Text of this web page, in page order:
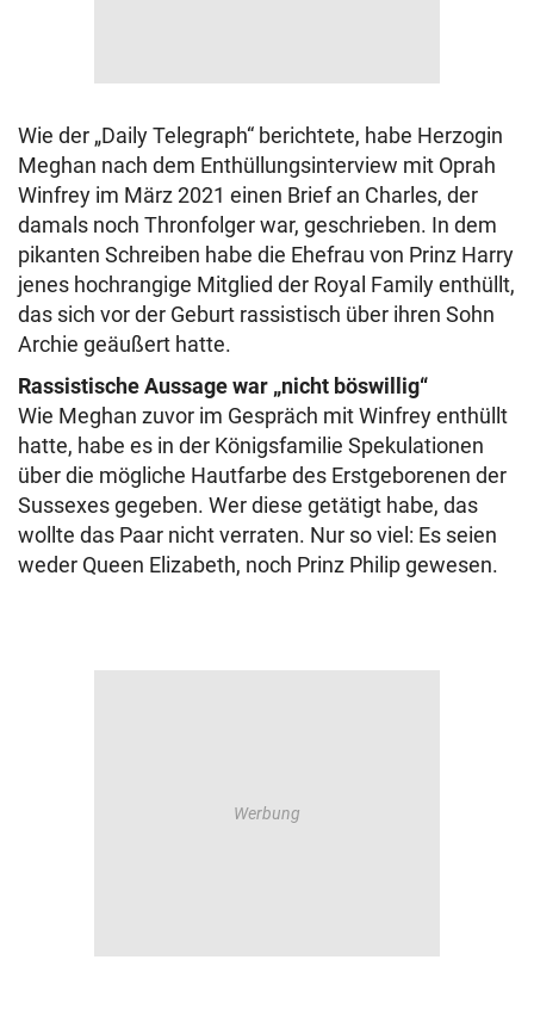
Wie der „Daily Telegraph“ berichtete, habe Herzogin
Meghan nach dem Enthüllungsinterview mit Oprah
Winfrey im März 2021 einen Brief an Charles, der
damals noch Thronfolger war, geschrieben. In dem
pikanten Schreiben habe die Ehefrau von Prinz Harry
jenes hochrangige Mitglied der Royal Family enthüllt,
das sich vor der Geburt rassistisch über ihren Sohn
Archie geäußert hatte.
Rassistische Aussage war „nicht böswillig“
Wie Meghan zuvor im Gespräch mit Winfrey enthüllt
hatte, habe es in der Königsfamilie Spekulationen
über die mögliche Hautfarbe des Erstgeborenen der
Sussexes gegeben. Wer diese getätigt habe, das
wollte das Paar nicht verraten. Nur so viel: Es seien
weder Queen Elizabeth, noch Prinz Philip gewesen.